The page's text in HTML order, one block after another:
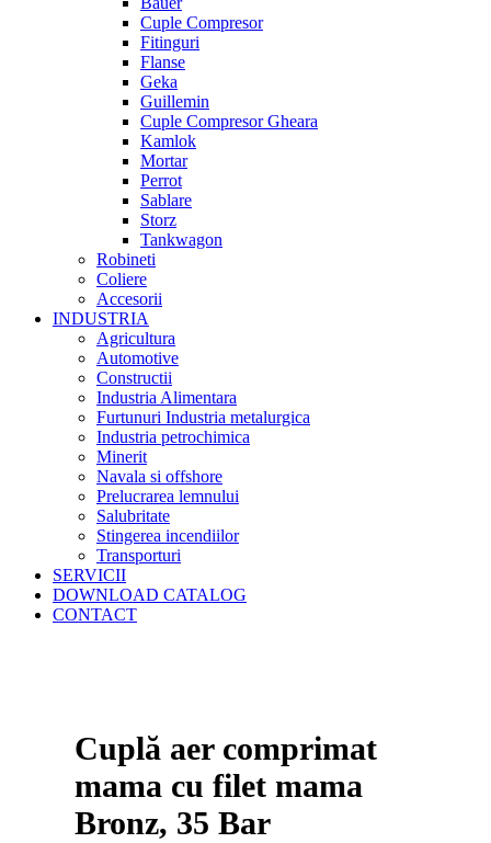
Cuple Compresor
Fitinguri
Flanse
Geka
Guillemin
Cuple Compresor Gheara
Kamlok
Mortar
Perrot
Sablare
Storz
Tankwagon
Robineti
Coliere
Accesorii
INDUSTRIA
Agricultura
Automotive
Constructii
Industria Alimentara
Furtunuri Industria metalurgica
Industria petrochimica
Minerit
Navala si offshore
Prelucrarea lemnului
Salubritate
Stingerea incendiilor
Transporturi
SERVICII
DOWNLOAD CATALOG
CONTACT
Cuplă aer comprimat
mama cu filet mama
Bronz, 35 Bar